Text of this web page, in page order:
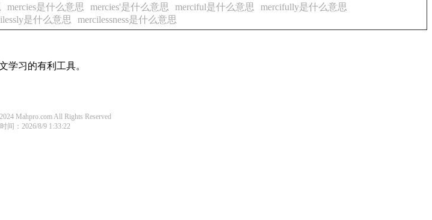
mercies是什么意思 mercies'是什么意思 merciful是什么意思
mercifully是什么意思
是什么意思 mercilessness是什么意思
学习的有利工具。
Mahpro.com All Rights Reserved
间：2026/8/9 1:33:22